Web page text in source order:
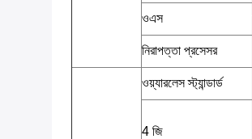
ওএস
নিরাপত্তা প্রসেসর
ওয়্যারলেস স্ট্যান্ডার্ড
4 জি